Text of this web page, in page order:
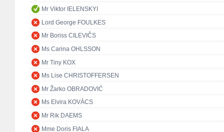
Mr Viktor IELENSKYI
Lord George FOULKES
Mr Boriss CILEVIČS
Ms Carina OHLSSON
Mr Tiny KOX
Ms Lise CHRISTOFFERSEN
Mr Žarko OBRADOVIĆ
Ms Elvira KOVÁCS
Mr Rik DAEMS
Mme Doris FIALA